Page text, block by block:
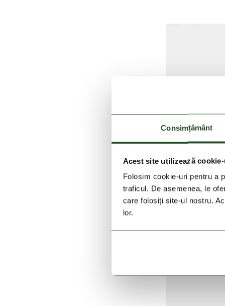
Consimțământ
Acest site utilizează
Folosim cookie-uri pentru a
traficul. De asemenea, le
care folosiți site-ul nostru.
lor.
Hp